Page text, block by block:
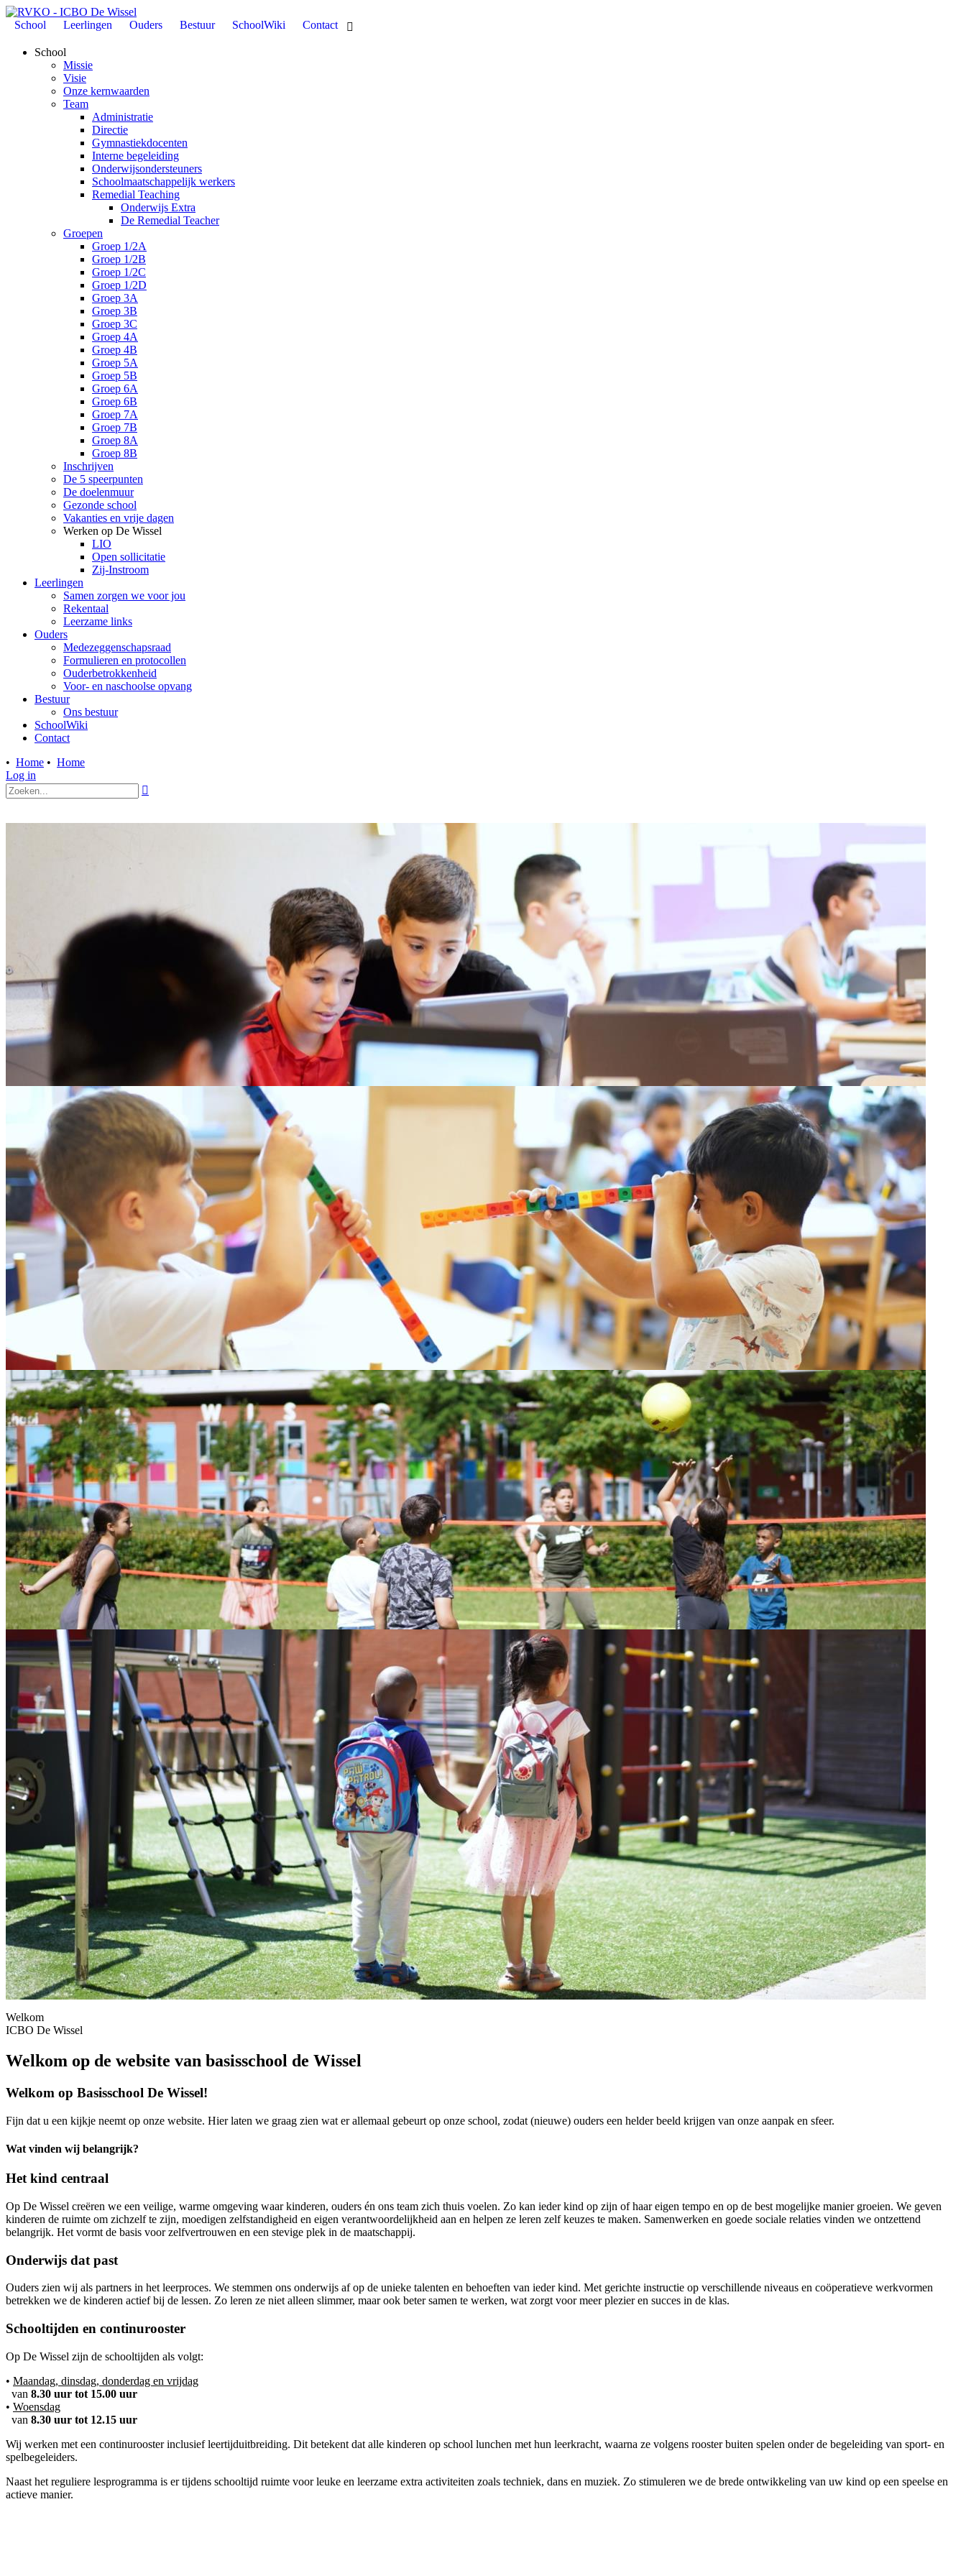
School Leerlingen Ouders Bestuur SchoolWiki Contact 
School
Missie
Visie
Onze kernwaarden
Team
Administratie
Directie
Gymnastiekdocenten
Interne begeleiding
Onderwijsondersteuners
Schoolmaatschappelijk werkers
Remedial Teaching
Onderwijs Extra
De Remedial Teacher
Groepen
Groep 1/2A
Groep 1/2B
Groep 1/2C
Groep 1/2D
Groep 3A
Groep 3B
Groep 3C
Groep 4A
Groep 4B
Groep 5A
Groep 5B
Groep 6A
Groep 6B
Groep 7A
Groep 7B
Groep 8A
Groep 8B
Inschrijven
De 5 speerpunten
De doelenmuur
Gezonde school
Vakanties en vrije dagen
Werken op De Wissel
LIO
Open sollicitatie
Zij-Instroom
Leerlingen
Samen zorgen we voor jou
Rekentaal
Leerzame links
Ouders
Medezeggenschapsraad
Formulieren en protocollen
Ouderbetrokkenheid
Voor- en naschoolse opvang
Bestuur
Ons bestuur
SchoolWiki
Contact
• Home • Home
Log in

Welkom
ICBO De Wissel
Welkom op de website van basisschool de Wissel
Welkom op Basisschool De Wissel!
Fijn dat u een kijkje neemt op onze website. Hier laten we graag zien wat er allemaal gebeurt op onze school, zodat (nieuwe) ouders een helder beeld krijgen van onze aanpak en sfeer.
Wat vinden wij belangrijk?
Het kind centraal
Op De Wissel creëren we een veilige, warme omgeving waar kinderen, ouders én ons team zich thuis voelen. Zo kan ieder kind op zijn of haar eigen tempo en op de best mogelijke manier groeien. We geven
kinderen de ruimte om zichzelf te zijn, moedigen zelfstandigheid en eigen verantwoordelijkheid aan en helpen ze leren zelf keuzes te maken. Samenwerken en goede sociale relaties vinden we ontzettend
belangrijk. Het vormt de basis voor zelfvertrouwen en een stevige plek in de maatschappij.
Onderwijs dat past
Ouders zien wij als partners in het leerproces. We stemmen ons onderwijs af op de unieke talenten en behoeften van ieder kind. Met gerichte instructie op verschillende niveaus en coöperatieve werkvormen
betrekken we de kinderen actief bij de lessen. Zo leren ze niet alleen slimmer, maar ook beter samen te werken, wat zorgt voor meer plezier en succes in de klas.
Schooltijden en continurooster
Op De Wissel zijn de schooltijden als volgt:
• Maandag, dinsdag, donderdag en vrijdag
van 8.30 uur tot 15.00 uur
• Woensdag
van 8.30 uur tot 12.15 uur
Wij werken met een continurooster inclusief leertijduitbreiding. Dit betekent dat alle kinderen op school lunchen met hun leerkracht, waarna ze volgens rooster buiten spelen onder de begeleiding van sport- en
spelbegeleiders.
Naast het reguliere lesprogramma is er tijdens schooltijd ruimte voor leuke en leerzame extra activiteiten zoals techniek, dans en muziek. Zo stimuleren we de brede ontwikkeling van uw kind op een speelse en
actieve manier.